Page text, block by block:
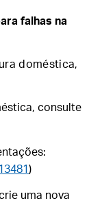
falhas na
doméstica,
consulte
)
uma nova